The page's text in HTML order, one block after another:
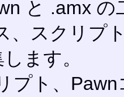
と .amx
、スクリプ
ます。
プト、